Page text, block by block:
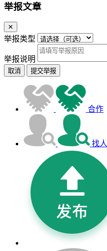
举报文章
✕
举报类型
举报说明
取消 提交举报
合作
找人